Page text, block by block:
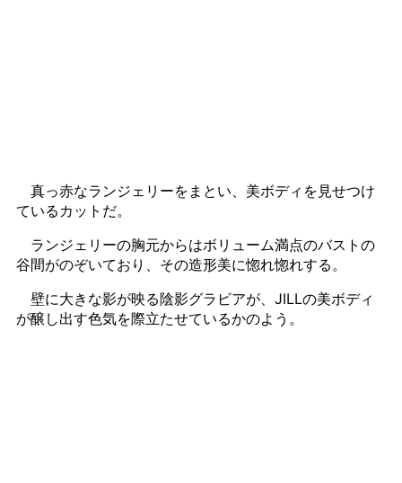
真っ赤なランジェリーをまとい、美ボディを見せつけ
ているカットだ。
ランジェリーの胸元からはボリューム満点のバストの
谷間がのぞいており、その造形美に惚れ惚れする。
壁に大きな影が映る陰影グラビアが、JILLの美ボディ
が醸し出す色気を際立たせているかのよう。